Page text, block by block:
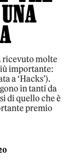
ricevuto molte
importante:
a ‘Hacks’).
in tanti da
di quello che è
premio